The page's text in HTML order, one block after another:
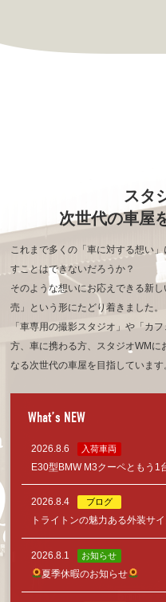
スタ
次世代の車屋
これまで多くの「車に対する想い
すことはできないだろうか？
そのような想いにお応えできる新
売」という形にたどり着きました。
「車専用の撮影スタジオ」や「カ
方、車に携わる方、 スタジオWMに
なる次世代の車屋を目指しています
What’s NEW
2026.8.6 入荷車両
E30型BMW M3クーペともう1
2026.8.4 ブログ
トライトンの魅力ある外装サ
2026.8.1 お知らせ
夏季休暇のお知らせ